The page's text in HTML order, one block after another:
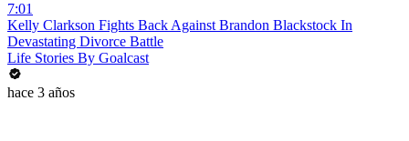
7:01
Kelly Clarkson Fights Back Against Brandon Blackstock In
Devastating Divorce Battle
Life Stories By Goalcast
hace 3 años